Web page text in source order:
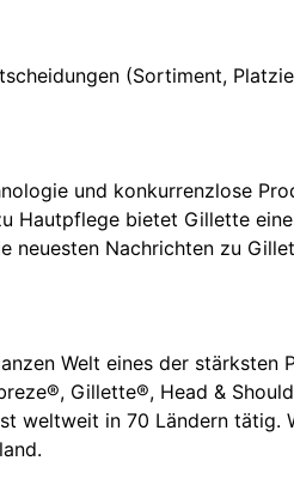
(Sortiment,
und konkurrenzlose
Hautpflege bietet Gillette
neuesten Nachrichten zu
Welt eines der
Gillette®, Head &
weltweit in 70 Ländern